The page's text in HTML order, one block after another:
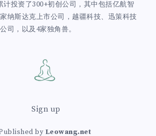
计投资了300+初创公司，其中包括亿航智
纳斯达克上市公司，越疆科技、迅策科技
司，以及4家独角兽。
Sign up
by Leowang.net